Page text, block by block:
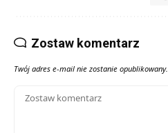
Zostaw komentarz
Twój adres e-mail nie zostanie opublikowany.